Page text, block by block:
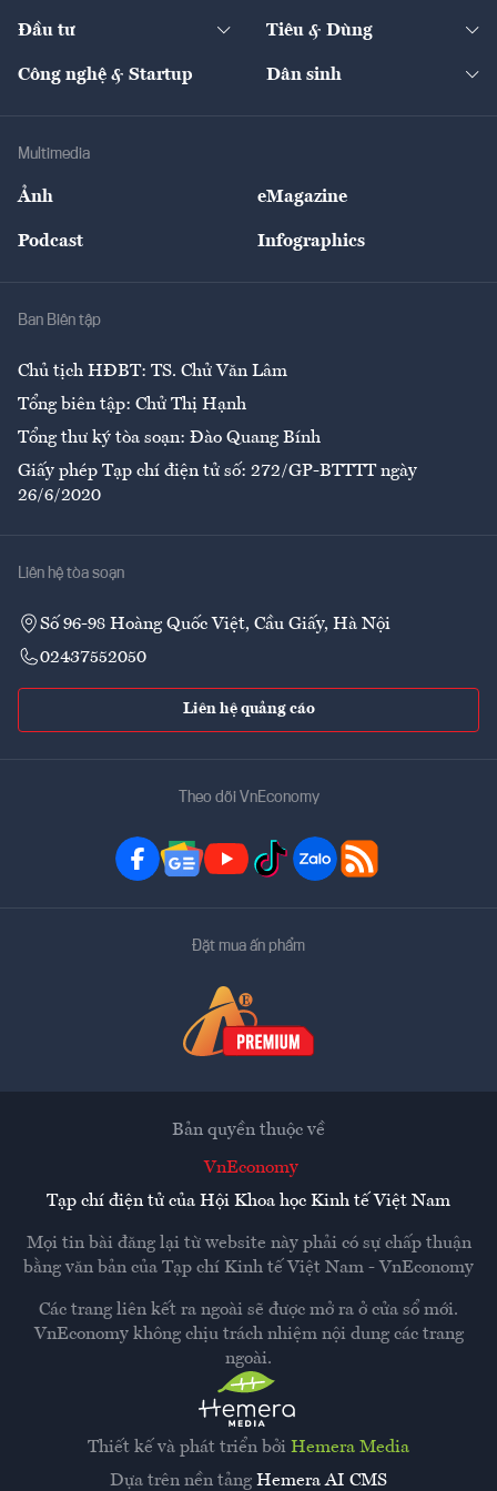
Quản trị số
Tư vấn
Thị trường
Nông sản
The Guide
Đầu tư Tiêu & Dùng
Giải trí
Công nghệ & Startup Dân sinh
Multimedia
Ảnh eMagazine
Podcast Infographics
Ban Biên tập
Chủ tịch HĐBT: TS. Chử Văn Lâm
Tổng biên tập: Chử Thị Hạnh
Tổng thư ký tòa soạn: Đào Quang Bính
Giấy phép Tạp chí điện tử số: 272/GP-BTTTT ngày
26/6/2020
Liên hệ tòa soạn
Số 96-98 Hoàng Quốc Việt, Cầu Giấy, Hà Nội
02437552050
Liên hệ quảng cáo
Theo dõi VnEconomy
Đặt mua ấn phẩm
Thiết kế và phát triển bởi Hemera Media
Dựa trên nền tảng Hemera AI CMS
Bản quyền thuộc về
VnEconomy
Tạp chí điện tử của Hội Khoa học Kinh tế Việt Nam
Mọi tin bài đăng lại từ website này phải có sự chấp thuận
bằng văn bản của Tạp chí Kinh tế Việt Nam - VnEconomy
Các trang liên kết ra ngoài sẽ được mở ra ở cửa sổ mới.
VnEconomy không chịu trách nhiệm nội dung các trang
ngoài.